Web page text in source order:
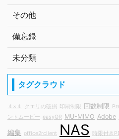
その他
備忘録
未分類
タグクラウド
４×４ クエリの破損 印刷制限 回数制限
ントムービー easyQR MU-MIMO Adobe
編集 office2rclient NAS 時限付き